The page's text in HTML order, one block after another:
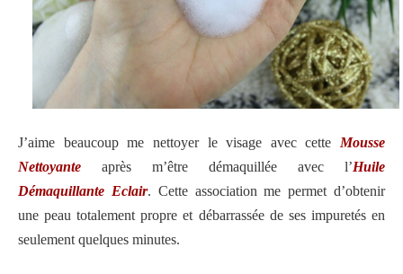
J’aime beaucoup me nettoyer le visage avec cette Mousse
Nettoyante après m’être démaquillée avec l’Huile
Démaquillante Eclair. Cette association me permet d’obtenir
une peau totalement propre et débarrassée de ses impuretés en
seulement quelques minutes.